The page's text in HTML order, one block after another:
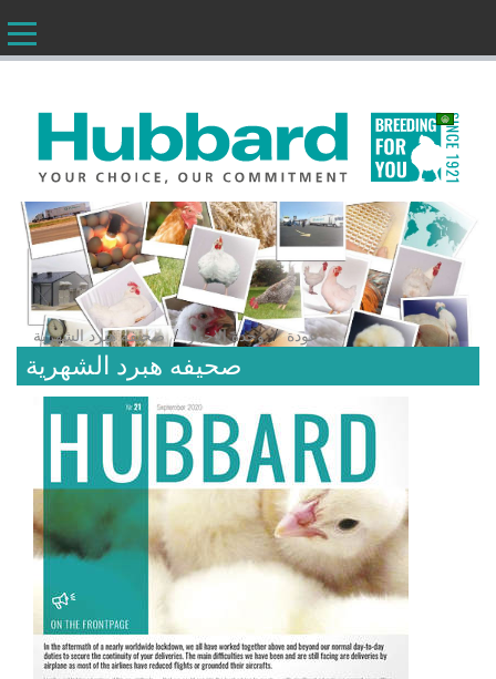
AR
عودة/وحدة الاخبار/صحيفه هبرد الشهرية
صحيفه هبرد الشهرية